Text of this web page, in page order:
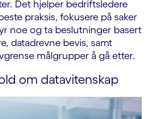
Det hjelper bedriftsledere
praksis, fokusere på saker
noe og ta beslutninger basert
datadrevne bevis, samt
målgrupper å gå etter.
om datavitenskap